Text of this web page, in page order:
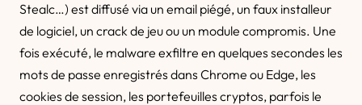
Stealc…) est diffusé via un email piégé, un faux installeur
de logiciel, un crack de jeu ou un module compromis. Une
fois exécuté, le malware exfiltre en quelques secondes les
mots de passe enregistrés dans Chrome ou Edge, les
cookies de session, les portefeuilles cryptos, parfois le